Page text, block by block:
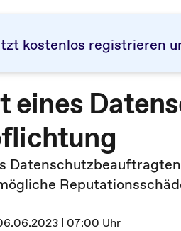
kostenlos registrieren
eines
| 07:00 Uhr